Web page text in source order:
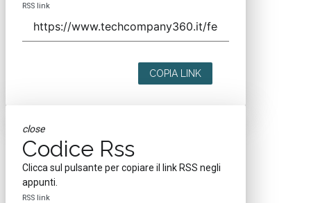
RSS link
COPIA LINK
close
Codice Rss
Clicca sul pulsante per copiare il link RSS negli
appunti.
RSS link